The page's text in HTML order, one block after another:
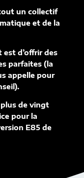
un collectif
et de la
d’offrir des
parfaites (la
appelle pour
de vingt
pour la
E85 de